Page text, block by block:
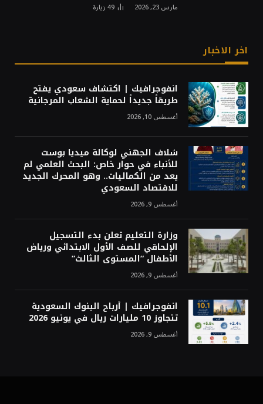
مارس 23, 2026 49زيارة
اخر الاخبار
انفوجرافيك | اكتشاف سعودي يفتح
طريقاً جديداً لحماية الشعاب المرجانية
أغسطس 10, 2026
سُلاف الجهني لوكالة ميديا بوست
للأنباء في حوار خاص: البحث العلمي لم
يعد من الكماليات.. وهو المحرك الجديد
للاقتصاد السعودي
أغسطس 9, 2026
وزارة التعليم تعلن بدء التسجيل
الإلحاقي للصف الأول الابتدائي ورياض
الأطفال “المستوى الثالث”
أغسطس 9, 2026
انفوجرافيك | أرباح البنوك السعودية
تتجاوز 10 مليارات ريال في يونيو 2026
أغسطس 9, 2026